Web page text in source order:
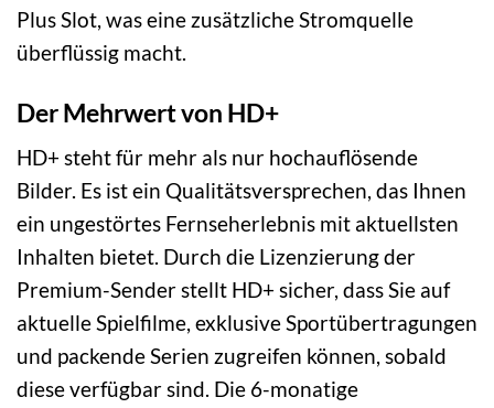
Plus Slot, was eine zusätzliche Stromquelle
überflüssig macht.
Der Mehrwert von HD+
HD+ steht für mehr als nur hochauflösende
Bilder. Es ist ein Qualitätsversprechen, das Ihnen
ein ungestörtes Fernseherlebnis mit aktuellsten
Inhalten bietet. Durch die Lizenzierung der
Premium-Sender stellt HD+ sicher, dass Sie auf
aktuelle Spielfilme, exklusive Sportübertragungen
und packende Serien zugreifen können, sobald
diese verfügbar sind. Die 6-monatige